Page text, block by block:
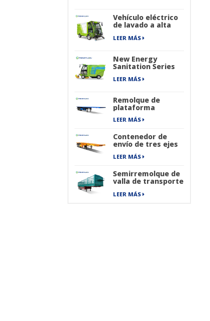
Vehículo eléctrico
de lavado a alta
LEER MÁS
New Energy
Sanitation Series
calles industrial
eléctrica de cuatro
ruedas
LEER MÁS
Remolque de
plataforma
LEER MÁS
Contenedor de
envío de tres ejes
que transporta
semirremolque
LEER MÁS
Semirremolque de
valla de transporte
de mercancías
LEER MÁS